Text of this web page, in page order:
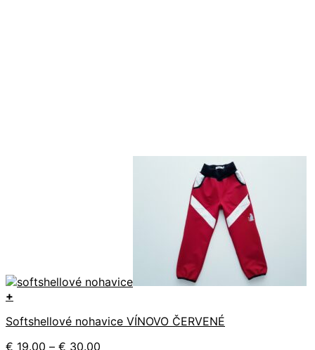
+
produkt
Softshellové nohavice VÍNOVO ČERVENÉ
€ 19.00 – € 30.00